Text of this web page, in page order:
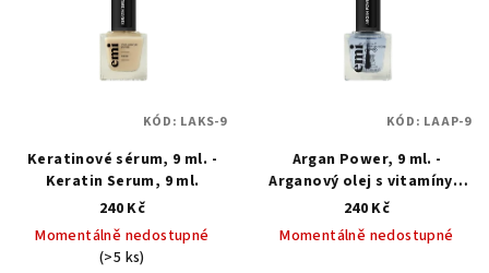
Keratinové sérum, 9 ml. -
Keratin Serum, 9 ml.
240 Kč
Momentálně nedostupné
(>5 ks)
KÓD: LAKS-9
Argan Power, 9 ml. -
Arganový olej s vitamíny 9
ml
240 Kč
Momentálně nedostupné
KÓD: LAAP-9